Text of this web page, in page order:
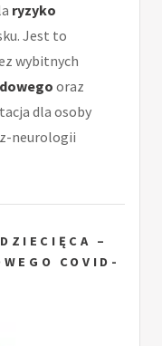
ryzyko
Jest to
wybitnych
oraz
dla osoby
neurologii
–
COVID-